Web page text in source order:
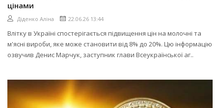
цінами
Діденко Аліна 22.06.26 13:44
Влітку в Україні спостерігається підвищення цін на молочні та
м'ясні вироби, яке може становити від 8% до 20%. Цю інформацію
озвучив Денис Марчук, заступник глави Всеукраїнської аг..